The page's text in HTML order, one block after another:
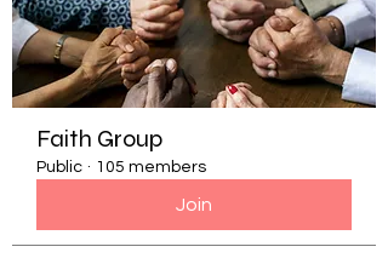
Faith Group
Public · 105 members
Join